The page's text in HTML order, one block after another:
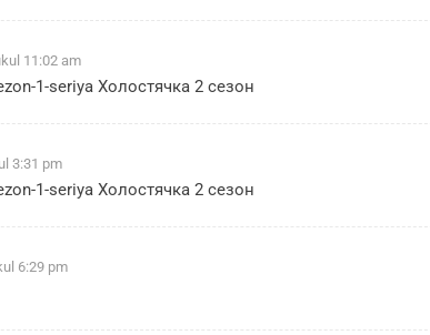
11:02 am
1-seriya Холостячка 2 сезон
3:31 pm
1-seriya Холостячка 2 сезон
6:29 pm